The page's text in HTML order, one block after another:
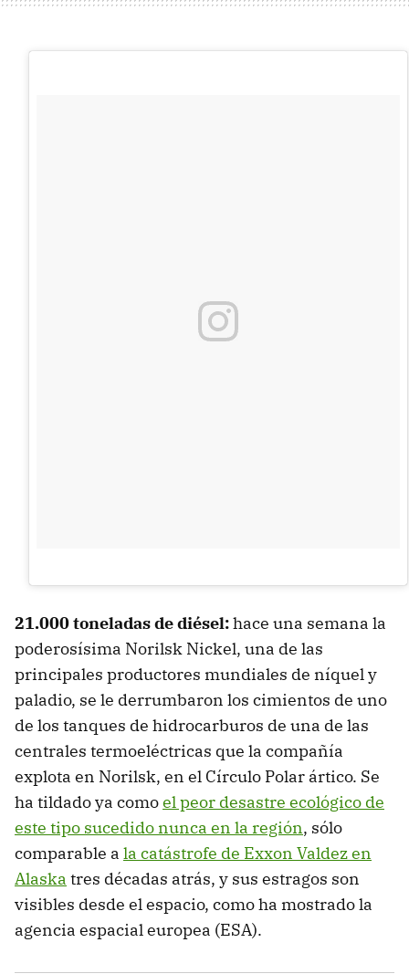
21.000 toneladas de diésel:hace una semana la
poderosísima Norilsk Nickel, una de las
principales productores mundiales de níquel y
paladio, se le derrumbaron los cimientos de uno
de los tanques de hidrocarburos de una de las
centrales termoeléctricas que la compañía
explota en Norilsk, en el Círculo Polar ártico. Se
ha tildado ya comoel peor desastre ecológico de
este tipo sucedido nunca en la región, sólo
comparable a la catástrofe de Exxon Valdez en
Alaska tres décadas atrás, y sus estragos son
visibles desde el espacio, como ha mostrado la
agencia espacial europea (ESA).